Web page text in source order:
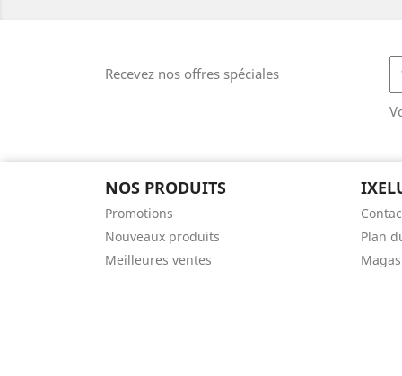
Recevez nos offres spéciales
NOS PRODUITS
Promotions
Nouveaux produits
Meilleures ventes
Plan